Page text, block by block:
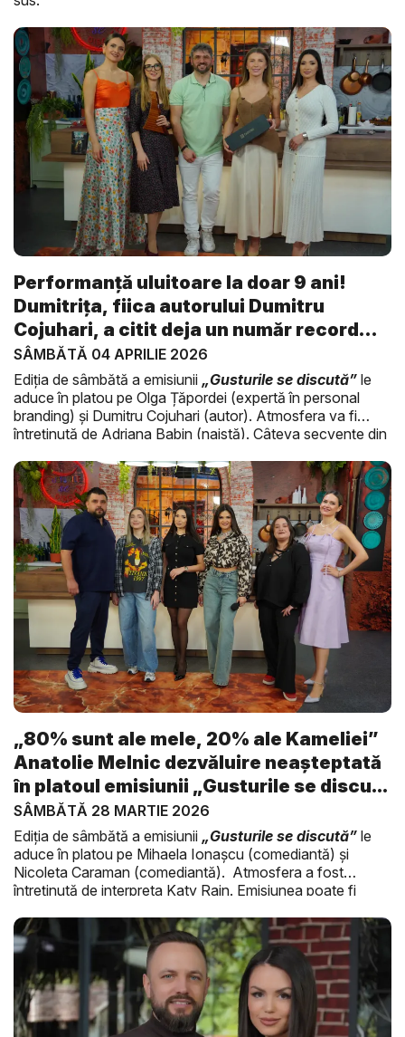
Performanță uluitoare la doar 9 ani!
Dumitrița, fiica autorului Dumitru
Cojuhari, a citit deja un număr record
de...
SÂMBĂTĂ 04 APRILIE 2026
Ediția de sâmbătă a emisiunii „Gusturile se discută” le
aduce în platou pe Olga Țăpordei (expertă în personal
branding) și Dumitru Cojuhari (autor). Atmosfera va fi
întreținută de Adriana Babin (naistă). Câteva secvențe din
„80% sunt ale mele, 20% ale Kameliei”
Anatolie Melnic dezvăluire neașteptată
în platoul emisiunii „Gusturile se discu...
SÂMBĂTĂ 28 MARTIE 2026
Ediția de sâmbătă a emisiunii „Gusturile se discută” le
aduce în platou pe Mihaela Ionașcu (comediantă) și
Nicoleta Caraman (comediantă). Atmosfera a fost
întreținută de interpreta Katy Rain. Emisiunea poate fi